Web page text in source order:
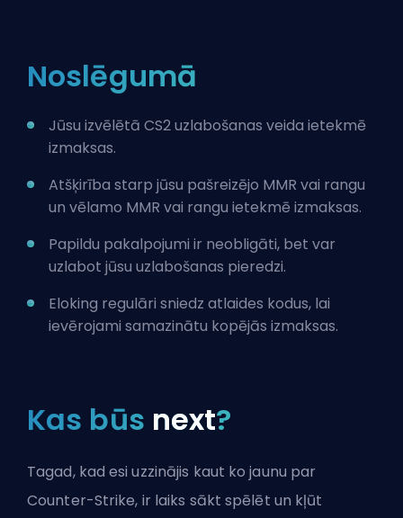
Noslēgumā
Jūsu izvēlētā CS2 uzlabošanas veida ietekmē
izmaksas.
Atšķirība starp jūsu pašreizējo MMR vai rangu
un vēlamo MMR vai rangu ietekmē izmaksas.
Papildu pakalpojumi ir neobligāti, bet var
uzlabot jūsu uzlabošanas pieredzi.
Eloking regulāri sniedz atlaides kodus, lai
ievērojami samazinātu kopējās izmaksas.
Kas būs next?
Tagad, kad esi uzzinājis kaut ko jaunu par
Counter-Strike, ir laiks sākt spēlēt un kļūt